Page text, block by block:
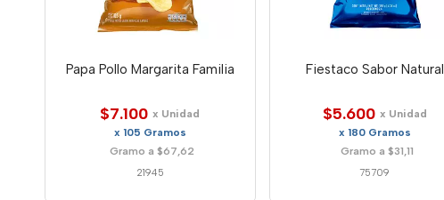
Papa Pollo Margarita Familia
$7.100 x Unidad
x 105 Gramos
Gramo a $67,62
21945
Fiestaco Sabor Natural
$5.600 x Unidad
x 180 Gramos
Gramo a $31,11
75709